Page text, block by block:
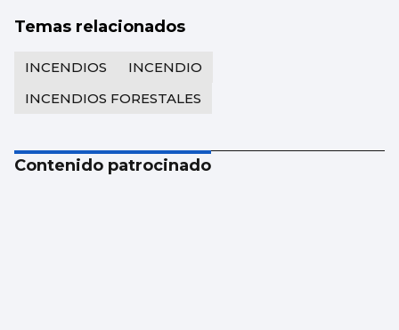
Temas relacionados
INCENDIOS
INCENDIO
INCENDIOS FORESTALES
Contenido patrocinado